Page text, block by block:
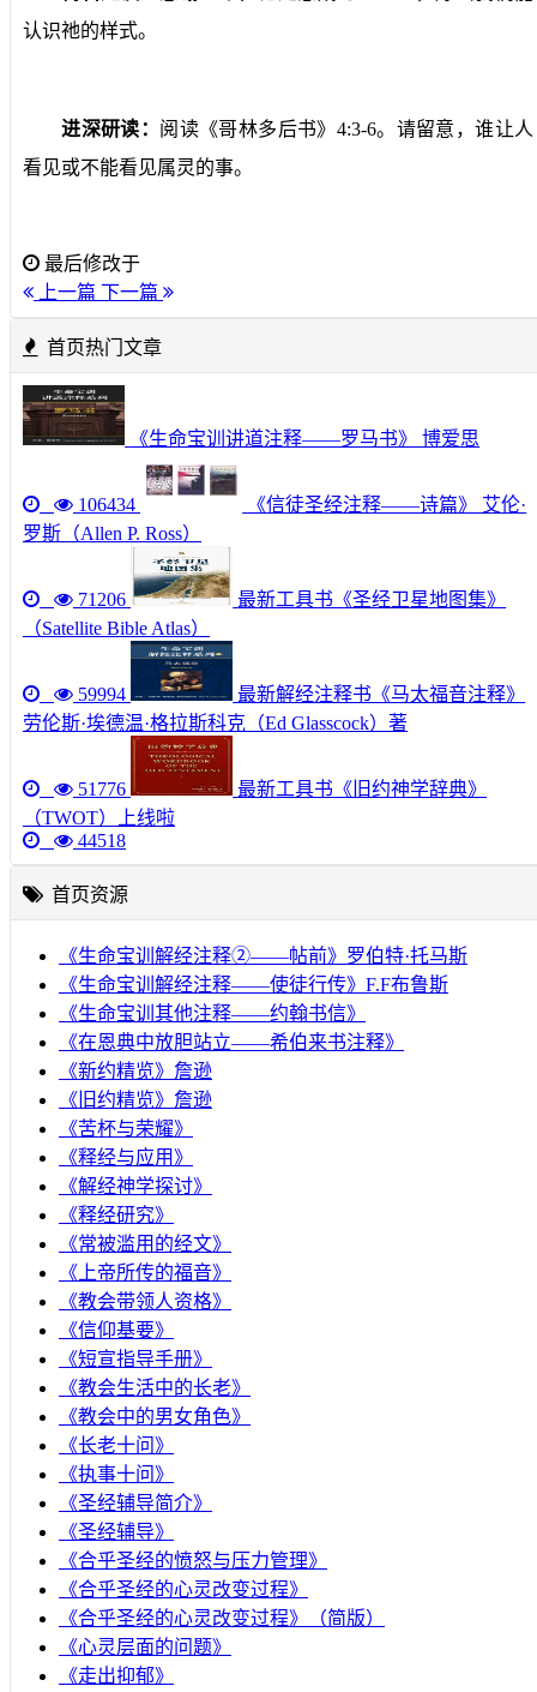
认识祂的样式。
进深研读： 阅读《哥林多后书》 4:3-6。请留意，谁让人
看见或不能看见属灵的事。
最后修改于
上一篇 下一篇
首页热门文章
《生命宝训讲道注释——罗马书》 博爱思
106434
《信徒圣经注释——诗篇》 艾伦·
罗斯（Allen P. Ross）
71206
最新工具书《圣经卫星地图集》
（Satellite Bible Atlas）
59994
最新解经注释书《马太福音注释》
劳伦斯·埃德温·格拉斯科克（Ed Glasscock）著
51776
最新工具书《旧约神学辞典》
（TWOT）上线啦
44518
首页资源
《生命宝训解经注释②——帖前》罗伯特·托马斯
《生命宝训解经注释——使徒行传》F.F布鲁斯
《生命宝训其他注释——约翰书信》
《在恩典中放胆站立——希伯来书注释》
《新约精览》詹逊
《旧约精览》詹逊
《苦杯与荣耀》
《释经与应用》
《解经神学探讨》
《释经研究》
《常被滥用的经文》
《上帝所传的福音》
《教会带领人资格》
《信仰基要》
《短宣指导手册》
《教会生活中的长老》
《教会中的男女角色》
《长老十问》
《执事十问》
《圣经辅导简介》
《圣经辅导》
​《合乎圣经的愤怒与压力管理》
《合乎圣经的心灵改变过程》
《合乎圣经的心灵改变过程》（简版）
《心灵层面的问题》
《走出抑郁》